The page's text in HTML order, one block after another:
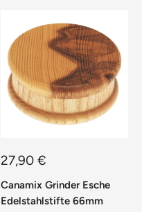
Sonderpreis
27,90 €
Canamix Grinder Esche
Edelstahlstifte 66mm